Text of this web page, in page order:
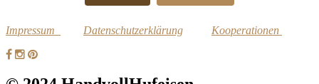
Impressum Datenschutzerklärung Kooperationen